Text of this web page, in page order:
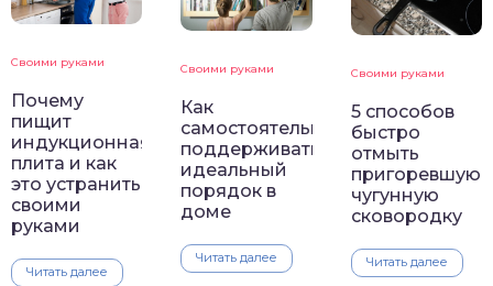
Своими руками
Почему
пищит
индукционная
плита и как
это устранить
своими
руками
Читать далее
Своими руками
Как
самостоятельно
поддерживать
идеальный
порядок в
доме
Читать далее
Своими руками
5 способов
быстро
отмыть
пригоревшую
чугунную
сковородку
Читать далее